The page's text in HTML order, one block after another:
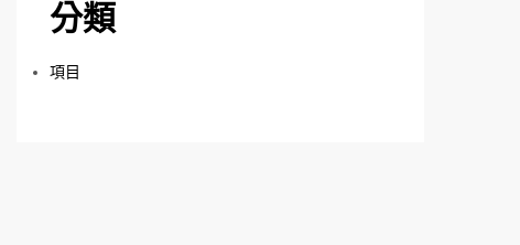
分類
項目